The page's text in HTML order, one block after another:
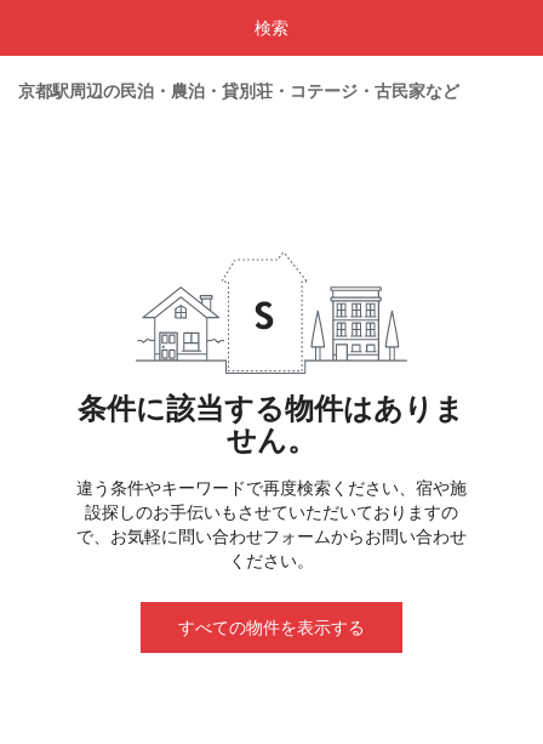
検索
京都駅周辺の民泊・農泊・貸別荘・コテージ・古民家など
条件に該当する物件はありま
せん。
違う条件やキーワードで再度検索ください、宿や施
設探しのお手伝いもさせていただいておりますの
で、お気軽に問い合わせフォームからお問い合わせ
ください。
すべての物件を表示する